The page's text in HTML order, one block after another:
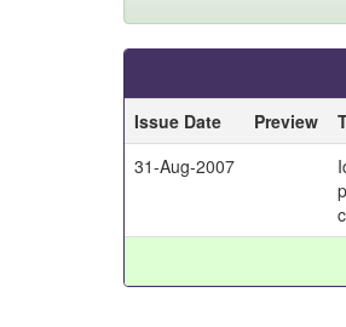
Issue Date
Preview
31-Aug-2007